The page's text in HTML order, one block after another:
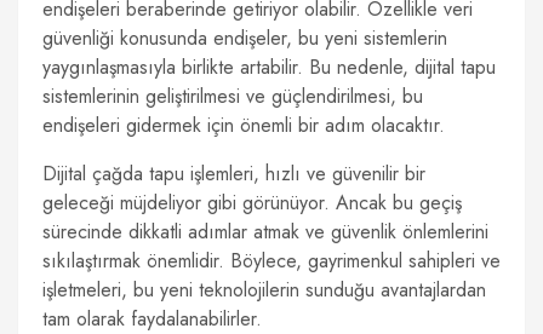
endişeleri beraberinde getiriyor olabilir. Özellikle veri
güvenliği konusunda endişeler, bu yeni sistemlerin
yaygınlaşmasıyla birlikte artabilir. Bu nedenle, dijital tapu
sistemlerinin geliştirilmesi ve güçlendirilmesi, bu
endişeleri gidermek için önemli bir adım olacaktır.
Dijital çağda tapu işlemleri, hızlı ve güvenilir bir
geleceği müjdeliyor gibi görünüyor. Ancak bu geçiş
sürecinde dikkatli adımlar atmak ve güvenlik önlemlerini
sıkılaştırmak önemlidir. Böylece, gayrimenkul sahipleri ve
işletmeleri, bu yeni teknolojilerin sunduğu avantajlardan
tam olarak faydalanabilirler.